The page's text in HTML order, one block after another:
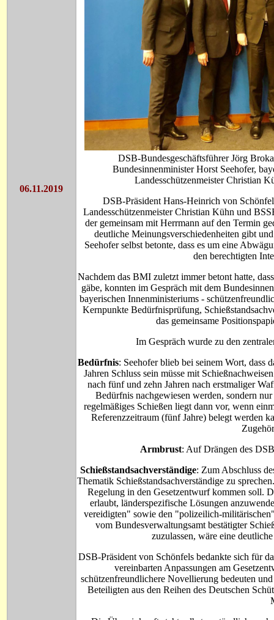
06.11.2019
DSB-Bundesgeschäftsführer Jörg
Bundesinnenminister Horst Seehofer,
Landesschützenmeister Christian
DSB-Präsident Hans-Heinrich von
Landesschützenmeister Christian Kühn und
der gemeinsam mit Herrmann auf den Termin
deutliche Meinungsverschiedenheiten gibt
Seehofer selbst betonte, dass es um eine
den berechtigten
Nachdem das BMI zuletzt immer betont hatte,
gäbe, konnten im Gespräch mit dem
bayerischen Innenministeriums -
Kernpunkte Bedürfnisprüfung,
das gemeinsame
Im Gespräch wurde zu den
Bedürfnis: Seehofer blieb bei seinem Wort, dass
Jahren Schluss sein müsse mit
nach fünf und zehn Jahren nach erstmaliger
Bedürfnis nachgewiesen werden, sondern
regelmäßiges Schießen liegt dann vor, wenn
Referenzzeitraum (fünf Jahre) belegt werden
Armbrust: Auf Drängen des
Schießstandsachverständige: Zum Abschluss
Thematik Schießstandsachverständige zu
Regelung in den Gesetzentwurf kommen soll.
erlaubt, länderspezifische Lösungen
vereidigten" sowie den "polizeilich-
vom Bundesverwaltungsamt bestätigter
zuzulassen, wäre eine
DSB-Präsident von Schönfels bedankte sich für
vereinbarten Anpassungen am
schützenfreundlichere Novellierung bedeuten
Beteiligten aus den Reihen des Deutschen